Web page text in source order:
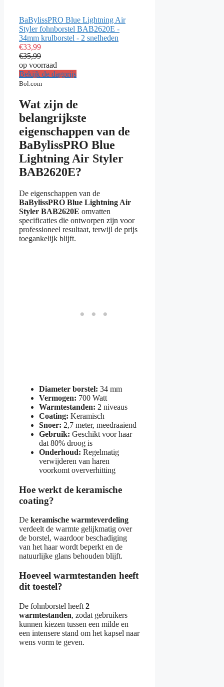
BaBylissPRO Blue Lightning Air
Styler fohnborstel BAB2620E -
34mm krulborstel - 2 snelheden
€33,99
€35,99
op voorraad
Bekijk de dagprijs
Bol.com
Wat zijn de
belangrijkste
eigenschappen van de
BaBylissPRO Blue
Lightning Air Styler
BAB2620E?
De eigenschappen van de
BaBylissPRO Blue Lightning Air
Styler BAB2620E omvatten
specificaties die ontworpen zijn voor
professioneel resultaat, terwijl de prijs
toegankelijk blijft.
Diameter borstel: 34 mm
Vermogen: 700 Watt
Warmtestanden: 2 niveaus
Coating: Keramisch
Snoer: 2,7 meter, meedraaiend
Gebruik: Geschikt voor haar
dat 80% droog is
Onderhoud: Regelmatig
verwijderen van haren
voorkomt oververhitting
Hoe werkt de keramische
coating?
De keramische warmteverdeling
verdeelt de warmte gelijkmatig over
de borstel, waardoor beschadiging
van het haar wordt beperkt en de
natuurlijke glans behouden blijft.
Hoeveel warmtestanden heeft
dit toestel?
De fohnborstel heeft 2
warmtestanden, zodat gebruikers
kunnen kiezen tussen een milde en
een intensere stand om het kapsel naar
wens vorm te geven.